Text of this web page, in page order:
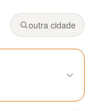
isoladas, mínima de
outra cidade